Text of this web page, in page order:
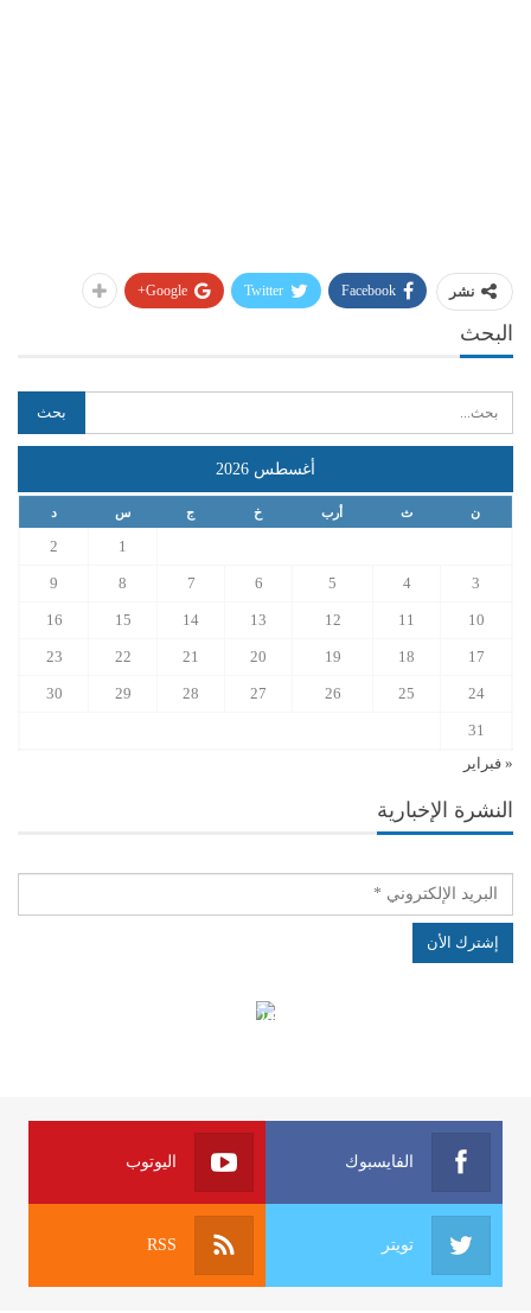
نشر Facebook
Twitter
Google+
البحث
أغسطس 2026
ن ث أرب خ ج س د
1
2
3
4
5
6
7
8
9
10
11
12
13
14
15
16
17
18
19
20
21
22
23
24
25
26
27
28
29
30
31
« فبراير
النشرة الإخبارية
الهياكل الخاضعة لقانون النفاذ إلى المعلومة
الفايسبوك اليوتوب
تويتر RSS